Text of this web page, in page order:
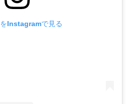
Instagramで見る